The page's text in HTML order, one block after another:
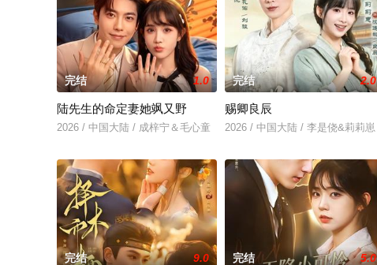
完结 1.0
陆先生的命定妻她飒又野
2026 / 中国大陆 / 成梓宁＆毛心童
完结 2.0
赐卿良辰
2026 / 中国大陆 / 李是侥&莉莉崽
完结 9.0 完结 5.0